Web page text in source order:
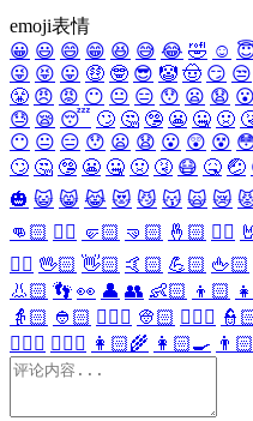
emoji表情
😀 😃 😄 😁 😆 😅 😂 🤣 ☺️
😜 😝 😛 🤑 🤓 😎 🤡 🤠 😏 😒
😤 😠 😡 😶 😐 😑 😯 😦 😧 😮
😓 😪 😴 🙄 🤔 🤥 😬 🤐 🤢
😶 😐 😑 😯 😦 😧 😮 😲 😵
🙄 🤔 🤥 😬 🤐 🤢 🤧 😷 🤒 🤕
🎃 😺 😸 😹 😻 😼 😽 🙀 😿
👊🏻 ✊🏻 🤛🏻 🤜🏻 🤞🏻 ✌🏻
🖐🏻 🖖🏻 👋🏻 🤙🏻 💪🏻 🖕🏻
👃🏻 👣 👀 👤 👥 👶🏻 👦🏻
👵🏻 👲🏻 👳🏻‍♀️ 👳🏻 👮🏻‍♀️
👩🏻‍⚕️ 👨🏻‍⚕️ 👩🏻‍🌾 👩🏻‍🍳